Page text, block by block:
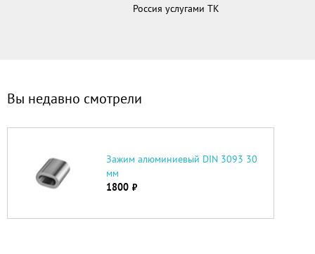
Россия услугами ТК
Вы недавно смотрели
Зажим алюминиевый DIN 3093 30
мм
1800 руб.